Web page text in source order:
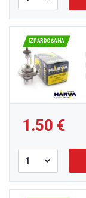
IZPĀRDOŠANA
1.50